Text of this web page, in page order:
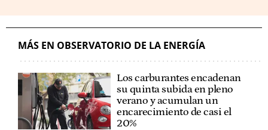
MÁS EN OBSERVATORIO DE LA ENERGÍA
Los carburantes encadenan
su quinta subida en pleno
verano y acumulan un
encarecimiento de casi el
20%